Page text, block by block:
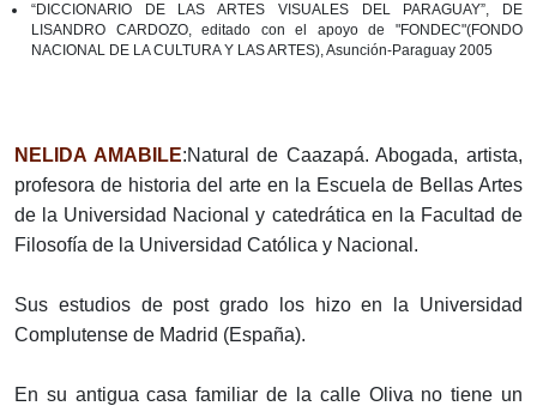
“DICCIONARIO DE LAS ARTES VISUALES DEL PARAGUAY”, DE
LISANDRO CARDOZO, editado con el apoyo de "FONDEC"(FONDO
NACIONAL DE LA CULTURA Y LAS ARTES), Asunción-Paraguay 2005
NELIDA AMABILE:Natural de Caazapá. Abogada, artista,
profesora de historia del arte en la Escuela de Bellas Artes
de la Universidad Nacional y catedrática en la Facultad de
Filosofía de la Universidad Católica y Nacional.
Sus estudios de post grado los hizo en la Universidad
Complutense de Madrid (España).
En su antigua casa familiar de la calle Oliva no tiene un